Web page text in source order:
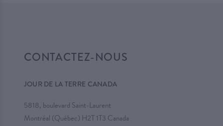
CONTACTEZ-NOUS
JOUR DE LA TERRE CANADA
5818, boulevard Saint-Laurent
Montréal (Québec) H2T 1T3 Canada